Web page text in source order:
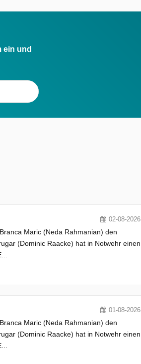
ein und
02-08-2026
Maric (Neda Rahmanian) den
(Dominic Raacke) hat in Notwehr einen
01-08-2026
Maric (Neda Rahmanian) den
(Dominic Raacke) hat in Notwehr einen